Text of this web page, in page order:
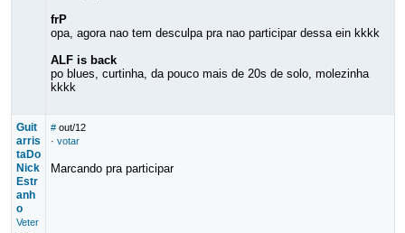
frP
opa, agora nao tem desculpa pra nao participar dessa ein kkkk
ALF is back
po blues, curtinha, da pouco mais de 20s de solo, molezinha
kkkk
Guit
arris
taDo
Nick
Estr
anh
o
Veter
# out/12
· votar
Marcando pra participar